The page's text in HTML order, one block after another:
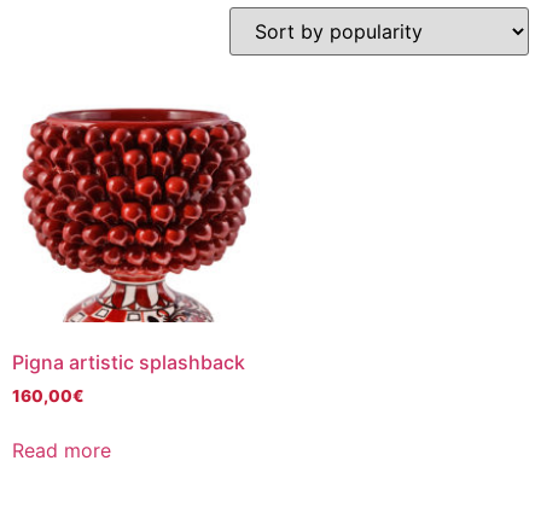
Pigna artistic splashback
160,00€
Read more